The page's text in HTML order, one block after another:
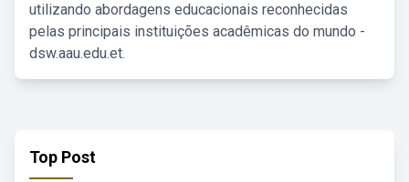
utilizando abordagens educacionais reconhecidas
pelas principais instituições acadêmicas do mundo -
dsw.aau.edu.et.
Top Post